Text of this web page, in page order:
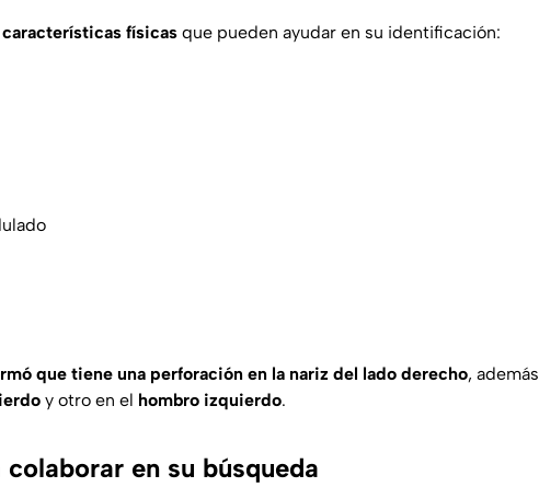
físicas que pueden ayudar en su identificación:
que tiene una perforación en la nariz del lado derecho, además
y otro en el hombro izquierdo.
en su búsqueda